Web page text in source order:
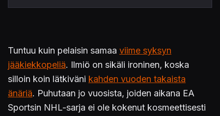
Tuntuu kuin pelaisin samaa viime syksyn
jääkiekkopeliä. Ilmiö on sikäli ironinen, koska
silloin koin lätkiväni kahden vuoden takaista
änäriä. Puhutaan jo vuosista, joiden aikana EA
Sportsin NHL-sarja ei ole kokenut kosmeettisesti